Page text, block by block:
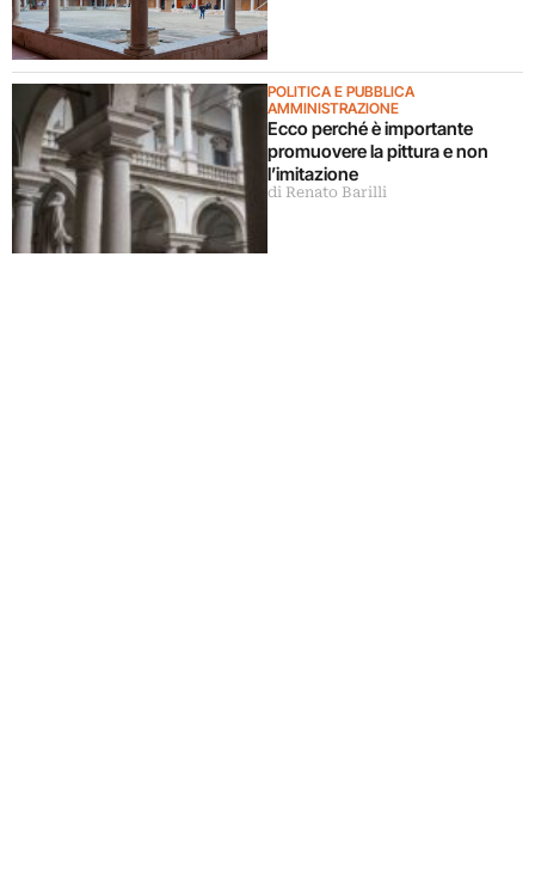
POLITICA E PUBBLICA
AMMINISTRAZIONE
Ecco perché è importante
promuovere la pittura e non
l’imitazione
di Renato Barilli